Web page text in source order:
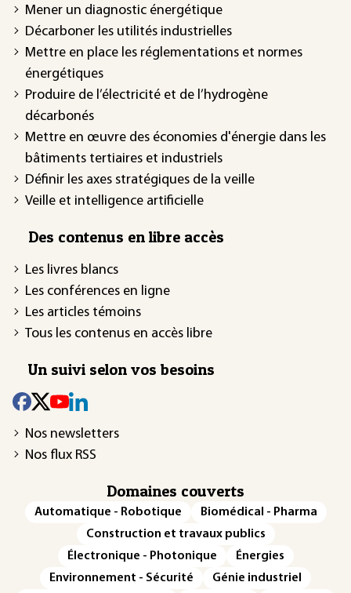
Mener un diagnostic énergétique
Décarboner les utilités industrielles
Mettre en place les réglementations et normes
énergétiques
Produire de l’électricité et de l’hydrogène
décarbonés
Mettre en œuvre des économies d'énergie dans les
bâtiments tertiaires et industriels
Définir les axes stratégiques de la veille
Veille et intelligence artificielle
Des contenus en libre accès
Les livres blancs
Les conférences en ligne
Les articles témoins
Tous les contenus en accès libre
Un suivi selon vos besoins
Nos newsletters
Nos flux RSS
Domaines couverts
Automatique - Robotique
Biomédical - Pharma
Construction et travaux publics
Électronique - Photonique
Énergies
Environnement - Sécurité
Génie industriel